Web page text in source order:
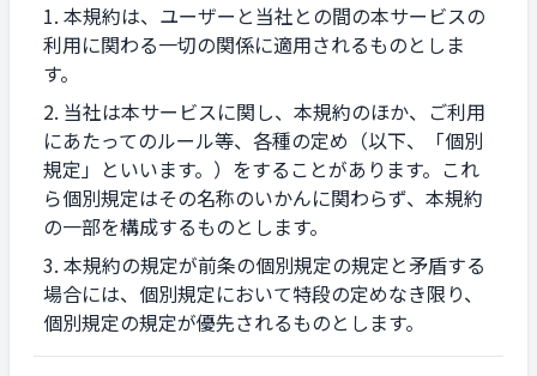
本規約は、ユーザーと当社との間の本サービスの
利用に関わる一切の関係に適用されるものとしま
す。
当社は本サービスに関し、本規約のほか、ご利用
にあたってのルール等、各種の定め（以下、「個別
規定」といいます。）をすることがあります。これ
ら個別規定はその名称のいかんに関わらず、本規約
の一部を構成するものとします。
本規約の規定が前条の個別規定の規定と矛盾する
場合には、個別規定において特段の定めなき限り、
個別規定の規定が優先されるものとします。